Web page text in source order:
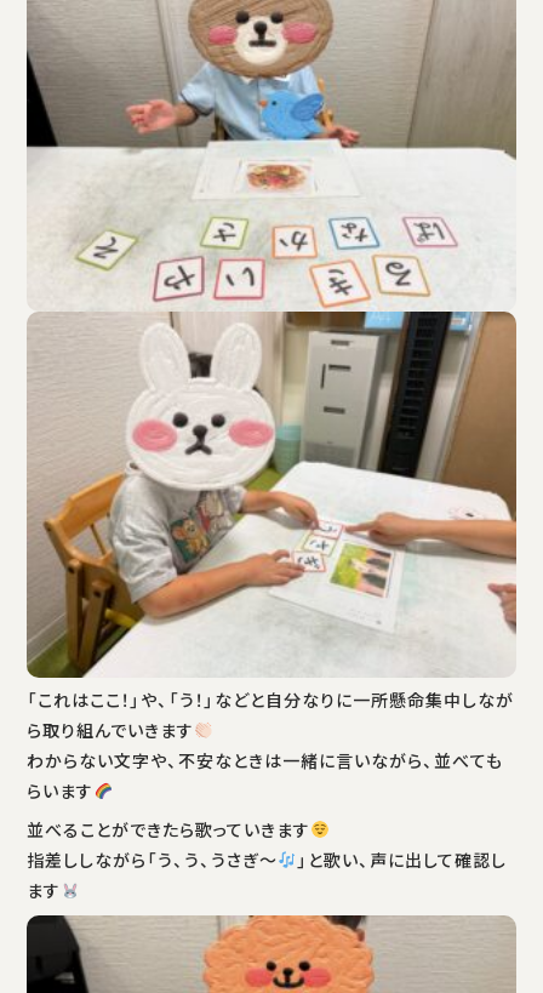
「これはここ！」や、「う！」などと自分なりに一所懸命集中しなが
ら取り組んでいきます
わからない文字や、不安なときは一緒に言いながら、並べても
らいます
並べることができたら歌っていきます
指差ししながら「う、う、うさぎ〜
」と歌い、声に出して確認し
ます